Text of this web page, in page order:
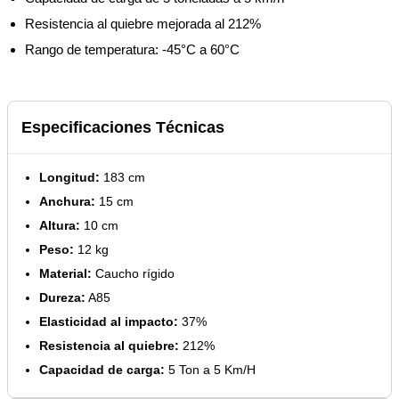
Resistencia al quiebre mejorada al 212%
Rango de temperatura: -45°C a 60°C
Especificaciones Técnicas
Longitud: 183 cm
Anchura: 15 cm
Altura: 10 cm
Peso: 12 kg
Material: Caucho rígido
Dureza: A85
Elasticidad al impacto: 37%
Resistencia al quiebre: 212%
Capacidad de carga: 5 Ton a 5 Km/H